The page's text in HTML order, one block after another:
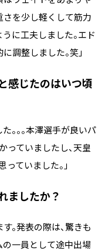
さを少し軽くして筋力
に工夫しました。エド
調整しました。笑」
感じたのはいつ頃
。。。本澤選手が良いパ
っていましたし、天皇
ていました。」
ましたか？
。発表の際は、驚きも
の一員として途中出場